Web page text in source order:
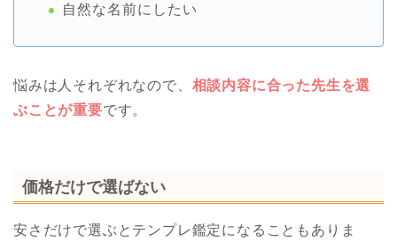
自然な名前にしたい
悩みは人それぞれなので、 相談内容に合った先生を選
ぶことが重要です。
価格だけで選ばない
安さだけで選ぶとテンプレ鑑定になることもありま